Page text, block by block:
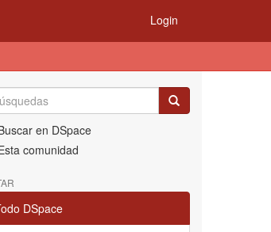
Login
en DSpace
comunidad
DSpace